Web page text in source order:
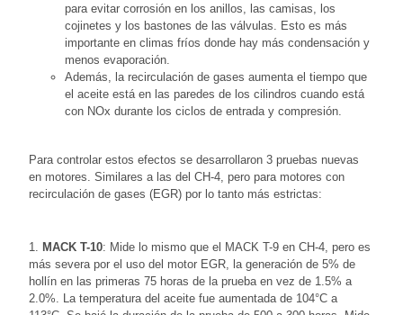
para evitar corrosión en los anillos, las camisas, los
cojinetes y los bastones de las válvulas. Esto es más
importante en climas fríos donde hay más condensación y
menos evaporación.
Además, la recirculación de gases aumenta el tiempo que
el aceite está en las paredes de los cilindros cuando está
con NOx durante los ciclos de entrada y compresión.
Para controlar estos efectos se desarrollaron 3 pruebas nuevas
en motores. Similares a las del CH-4, pero para motores con
recirculación de gases (EGR) por lo tanto más estrictas:
1. MACK T-10: Mide lo mismo que el MACK T-9 en CH-4, pero es
más severa por el uso del motor EGR, la generación de 5% de
hollín en las primeras 75 horas de la prueba en vez de 1.5% a
2.0%. La temperatura del aceite fue aumentada de 104°C a